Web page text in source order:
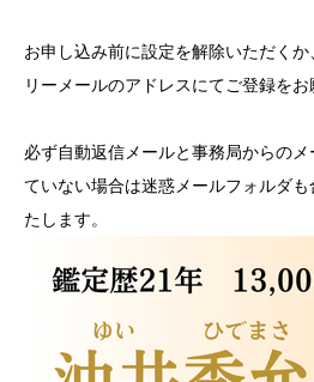
お申し込み前に設定を解除いただく
リーメールのアドレスにてご登録をお
必ず自動返信メールと事務局からの
ていない場合は迷惑メールフォルダ
たします。